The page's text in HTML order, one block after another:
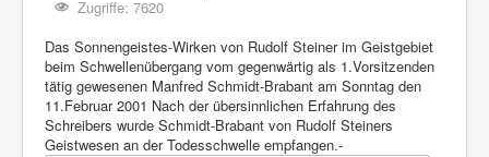
Zugriffe: 7620
Das Sonnengeistes-Wirken von Rudolf Steiner im Geistgebiet
beim Schwellenübergang vom gegenwärtig als 1.Vorsitzenden
tätig gewesenen Manfred Schmidt-Brabant am Sonntag den
11.Februar 2001 Nach der übersinnlichen Erfahrung des
Schreibers wurde Schmidt-Brabant von Rudolf Steiners
Geistwesen an der Todesschwelle empfangen.-